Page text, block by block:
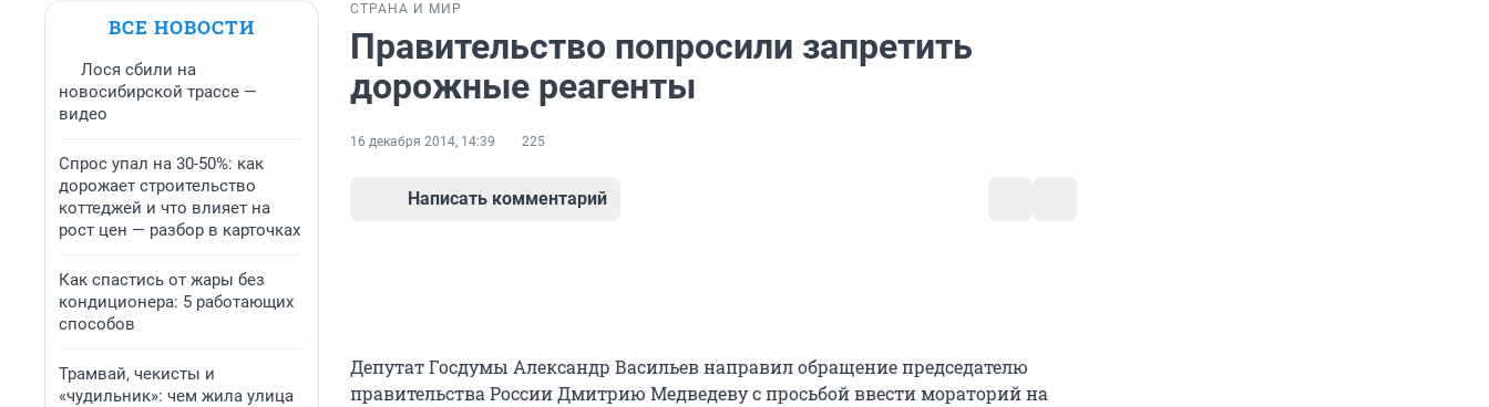
ВСЕ НОВОСТИ
Лося сбили на
новосибирской трассе —
видео
Спрос упал на 30-50%: как
дорожает строительство
коттеджей и что влияет на
рост цен — разбор в карточках
Как спастись от жары без
кондиционера: 5 работающих
способов
Трамвай, чекисты и
«чудильник»: чем жила улица
СТРАНА И МИР
Правительство попросили запретить
дорожные реагенты
16 декабря 2014, 14:39 225
Написать комментарий
Депутат Госдумы Александр Васильев направил обращение председателю
правительства России Дмитрию Медведеву с просьбой ввести мораторий на